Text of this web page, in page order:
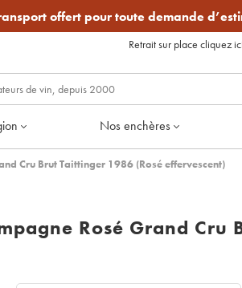
offert pour toute demande
Retrait sur place cliquez ici
Nos enchères
Cru Brut Taittinger 1986 (Rosé effervescent)
Rosé Grand Cru